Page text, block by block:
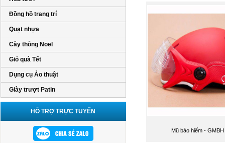
Đồng hồ trang trí
Quạt nhựa
Cây thông Noel
Giỏ quà Tết
Dụng cụ Ảo thuật
Giày trượt Patin
HỖ TRỢ TRỰC TUYẾN
Mũ bảo hiểm - GMBH